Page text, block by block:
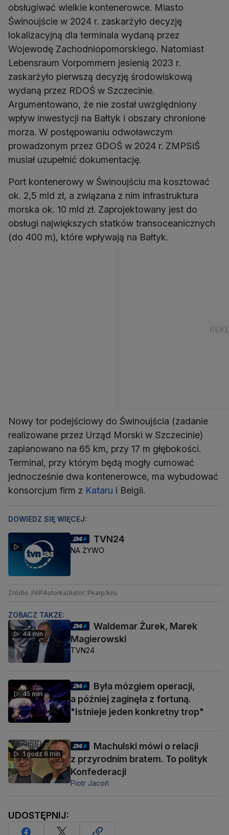
obsługiwać wielkie kontenerowce. Miasto
Świnoujście w 2024 r. zaskarżyło decyzję
lokalizacyjną dla terminala wydaną przez
Wojewodę Zachodniopomorskiego. Natomiast
Lebensraum Vorpommern jesienią 2023 r.
zaskarżyło pierwszą decyzję środowiskową
wydaną przez RDOŚ w Szczecinie.
Argumentowano, że nie został uwzględniony
wpływ inwestycji na Bałtyk i obszary chronione
morza. W postępowaniu odwoławczym
prowadzonym przez GDOŚ w 2024 r. ZMPSiŚ
musiał uzupełnić dokumentację.
Port kontenerowy w Świnoujściu ma kosztować
ok. 2,5 mld zł, a związana z nim infrastruktura
morska ok. 10 mld zł. Zaprojektowany jest do
obsługi największych statków transoceanicznych
(do 400 m), które wpływają na Bałtyk.
Nowy tor podejściowy do Świnoujścia (zadanie
realizowane przez Urząd Morski w Szczecinie)
zaplanowano na 65 km, przy 17 m głębokości.
Terminal, przy którym będą mogły cumować
jednocześnie dwa kontenerowce, ma wybudować
konsorcjum firm z Kataru i Belgii.
DOWIEDZ SIĘ WIĘCEJ:
TVN24
NA ŻYWO
Źródło: PAP Autorka/Autor: Pkarp/kris
ZOBACZ TAKŻE:
44 min
Waldemar Żurek, Marek
Magierowski
TVN24
45 min
Była mózgiem operacji,
a później zaginęła z fortuną.
"Istnieje jeden konkretny trop"
1 godz 6 min
Machulski mówi o relacji
z przyrodnim bratem. To polityk
Konfederacji
Piotr Jacoń
UDOSTĘPNIJ: